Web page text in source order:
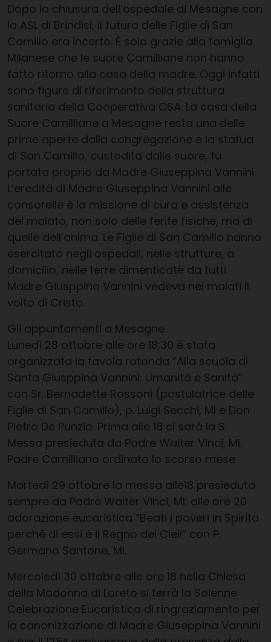
Dopo la chiusura dell’ospedale di Mesagne con
la ASL di Brindisi, il futuro delle Figlie di San
Camillo era incerto. È solo grazie alla famiglia
Milanese che le suore Camilliane non hanno
fatto ritorno alla casa della madre. Oggi infatti
sono figure di riferimento della struttura
sanitaria della Cooperativa OSA. La casa della
Suore Camilliane a Mesagne resta una delle
prime aperte dalla congregazione e la statua
di San Camillo, custodita dalle suore, fu
portata proprio da Madre Giuseppina Vannini.
L’eredità di Madre Giuseppina Vannini alle
consorelle è la missione di cura e assistenza
del malato, non solo delle ferite fisiche, ma di
quelle dell’anima. Le Figlie di San Camillo hanno
esercitato negli ospedali, nelle strutture, a
domicilio, nelle terre dimenticate da tutti.
Madre Giusppina Vannini vedeva nei malati il
volto di Cristo.
Gli appuntamenti a Mesagne
Lunedì 28 ottobre alle ore 18:30 è stata
organizzata la tavola rotonda “Alla scuola di
Santa Giusppina Vannini: Umanità e Sanità”
con Sr. Bernadette Rossoni (postulatrice delle
Figlie di San Camillo), p. Luigi Secchi, MI e Don
Pietro De Punzio. Prima alle 18 ci sarà la S.
Messa presieduta da Padre Walter Vinci, MI.
Padre Camilliano ordinato lo scorso mese.
Martedì 29 ottobre la messa alle18 presieduta
sempre da Padre Walter Vinci, MI; alle ore 20
adorazione eucaristica “Beati i poveri in Spirito
perché di essi è il Regno dei Cieli” con P.
Germano Santone, MI.
Mercoledì 30 ottobre alle ore 18 nella Chiesa
della Madonna di Loreto si terrà la Solenne
Celebrazione Eucaristica di ringraziamento per
la canonizzazione di Madre Giuseppina Vannini